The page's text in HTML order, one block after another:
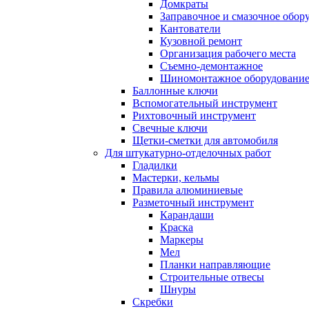
Домкраты
Заправочное и смазочное
Кантователи
Кузовной ремонт
Организация рабочего места
Съемно-демонтажное
Шиномонтажное оборудование
Баллонные ключи
Вспомогательный инструмент
Рихтовочный инструмент
Свечные ключи
Щетки-сметки для автомобиля
Для штукатурно-отделочных работ
Гладилки
Мастерки, кельмы
Правила алюминиевые
Разметочный инструмент
Карандаши
Краска
Маркеры
Мел
Планки направляющие
Строительные отвесы
Шнуры
Скребки